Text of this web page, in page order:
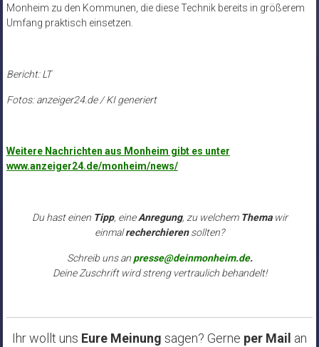
Monheim zu den Kommunen, die diese Technik bereits in größerem
Umfang praktisch einsetzen.
Bericht: LT
Fotos: anzeiger24.de / KI generiert
Weitere Nachrichten aus Monheim gibt es unter
www.anzeiger24.de/monheim/news/
Du hast einen Tipp, eineAnregung, zu welchem Themawir
einmalrecherchierensollten?
Schreib uns anpresse@deinmonheim.de.
Deine Zuschrift wird streng vertraulich behandelt!
Ihr wollt uns Eure Meinung sagen? Gerne per Mail an